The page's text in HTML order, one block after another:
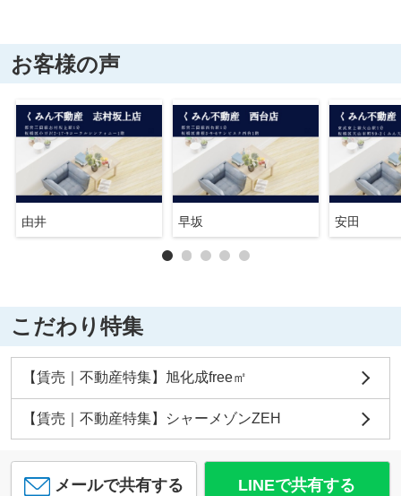
お客様の声
由井 早坂 安田
こだわり特集
【賃売｜不動産特集】旭化成free㎡
【賃売｜不動産特集】シャーメゾンZEH
メールで共有する LINEで共有する